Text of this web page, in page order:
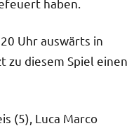
haben.
Uhr auswärts in
zu diesem Spiel einen
(5), Luca Marco